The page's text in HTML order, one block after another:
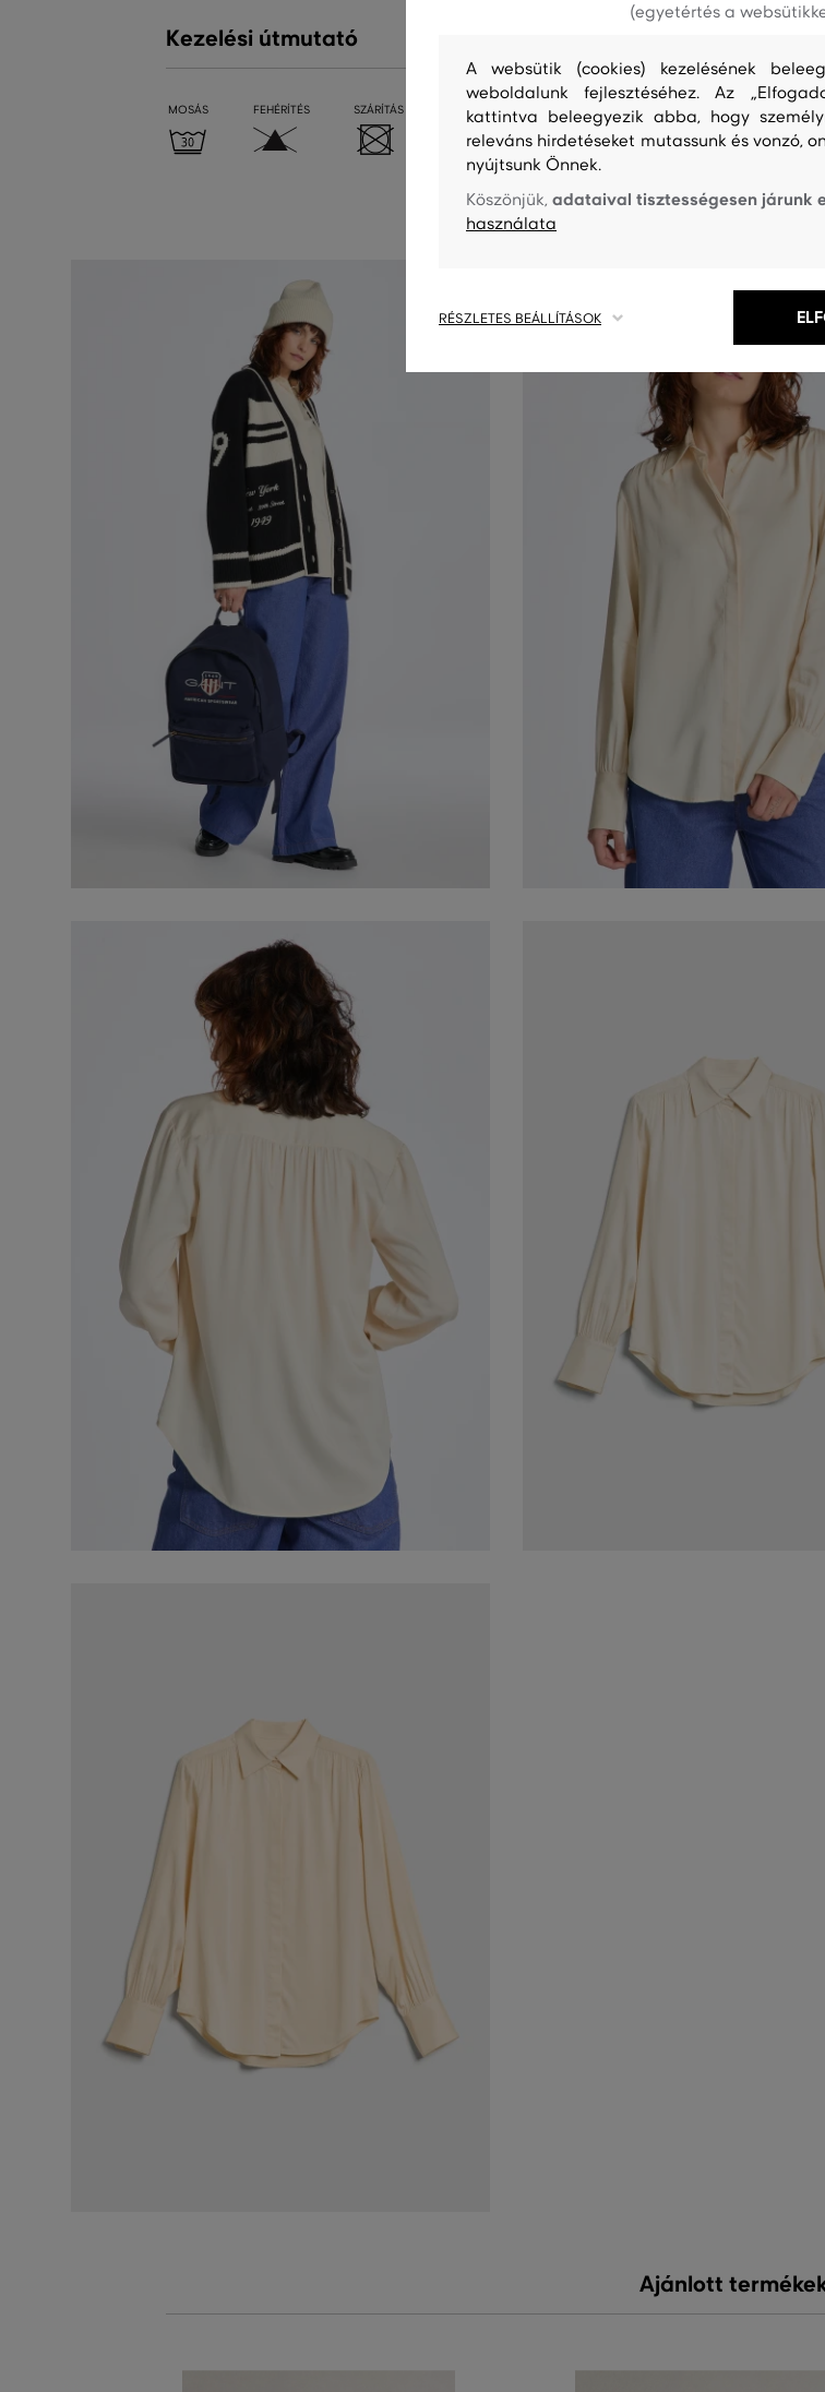
Kezelési útmutató
MOSÁS FEHÉRÍTÉS SZÁRÍTÁS VASALÁS TISZTÍTÁS
Ajánlott
(egyetértés a
A websütik (cookies) kezelésének
weboldalunk fejlesztéséhez. Az
kattintva beleegyezik abba, hogy
releváns hirdetéseket mutassunk és vonzó,
nyújtsunk Önnek.
Köszönjük,adataival tisztességesen járunk
használata
RÉSZLETES BEÁLLÍTÁSOK